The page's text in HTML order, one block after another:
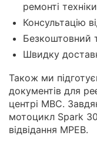
ремонті
Консультацію
Безкоштовний
Швидку
Також ми
документів для
центрі МВС.
мотоцикл Spark
відвідання МРЕВ.